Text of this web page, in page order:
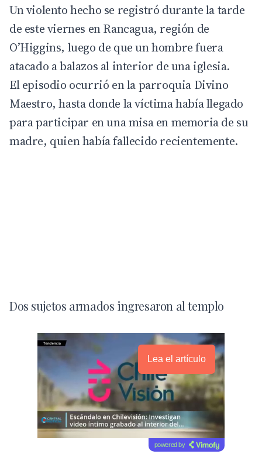
Un violento hecho se registró durante la tarde
de este viernes en Rancagua, región de
O’Higgins, luego de que un hombre fuera
atacado a balazos al interior de una iglesia.
El episodio ocurrió en la parroquia Divino
Maestro, hasta donde la víctima había llegado
para participar en una misa en memoria de su
madre, quien había fallecido recientemente.
Dos sujetos armados ingresaron al templo
Lea el artículo
powered by